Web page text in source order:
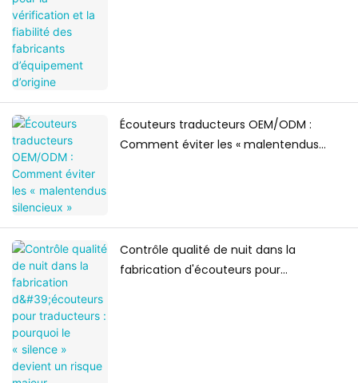
Écouteurs traducteurs OEM/ODM :
Comment éviter les « malentendus
Contrôle qualité de nuit dans la
fabrication d'écouteurs pour